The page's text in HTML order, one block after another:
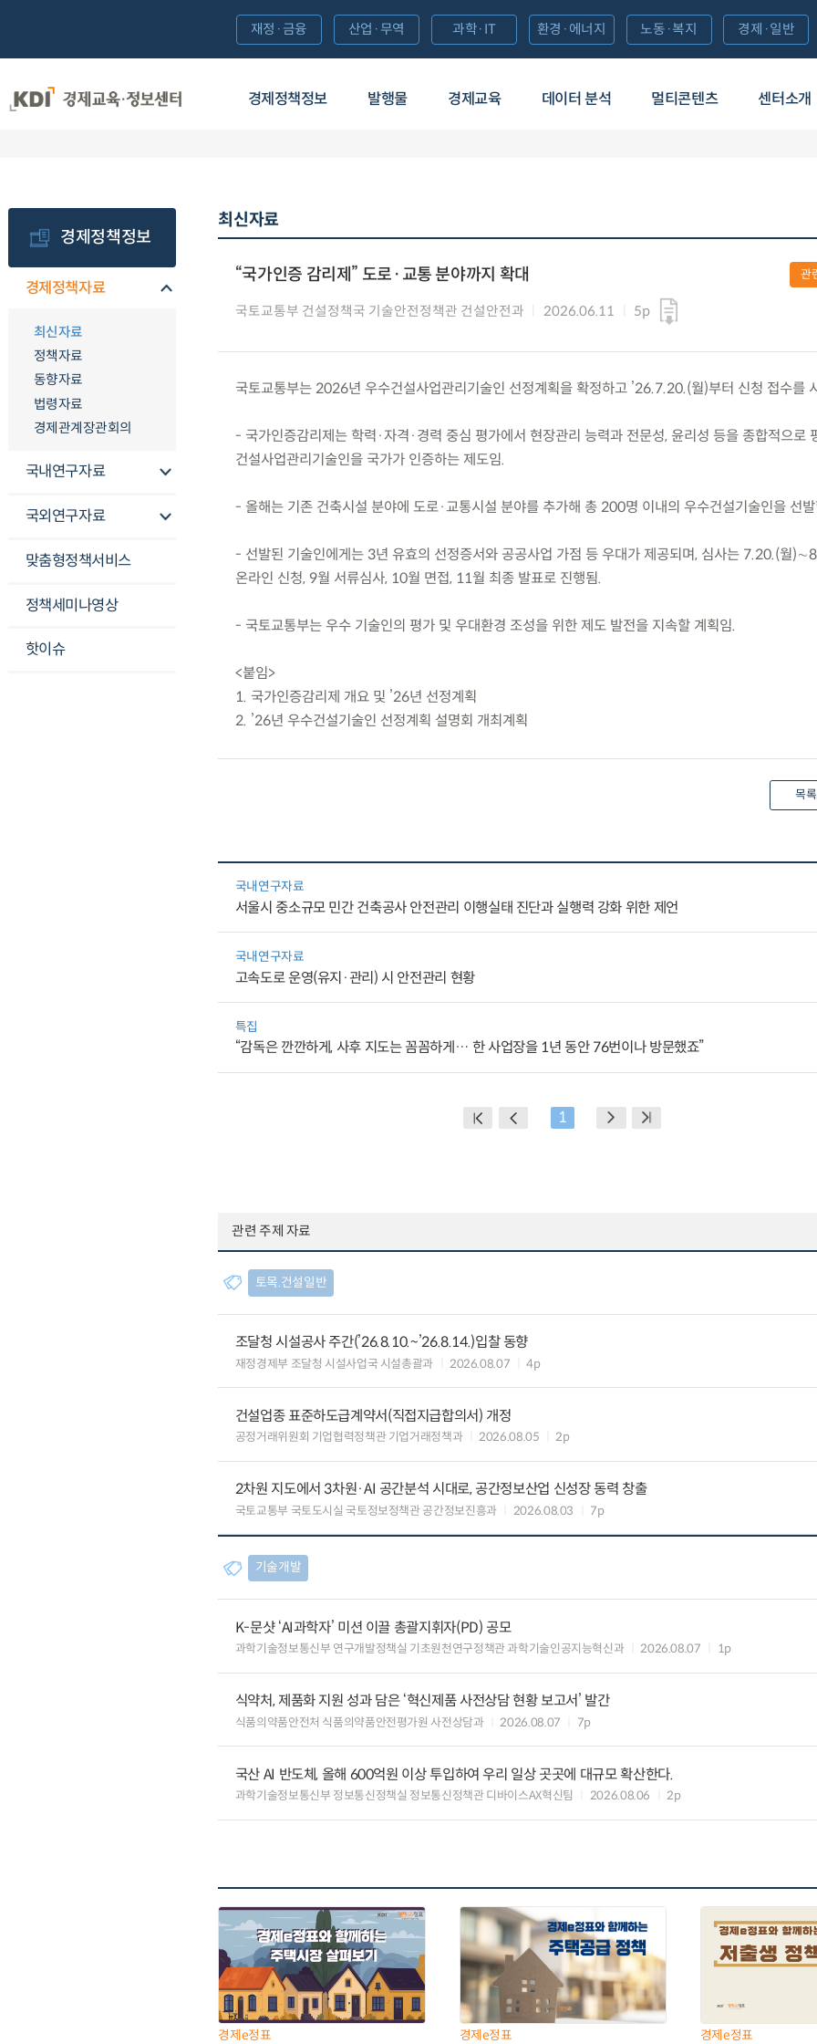
경제정책정보 발행물 경제교육 데이터 분석 멀티콘텐츠 센터소개
재정·금융 산업·무역 과학·IT 환경·에너지 노동·복지 경제·일반
경제정책정보
경제정책자료
최신자료
정책자료
동향자료
법령자료
경제관계장관회의
국내연구자료
국외연구자료
맞춤형정책서비스
정책세미나영상
핫이슈
최신자료
“국가인증 감리제” 도로·교통 분야까지 확대
국토교통부 건설정책국 기술안전정책관 건설안전과 2026.06.11 5p
관
국토교통부는 2026년 우수건설사업관리기술인 선정계획을 확정하고 ’26.7.20.(월)부터 신청 접수를
- 국가인증감리제는 학력·자격·경력 중심 평가에서 현장관리 능력과 전문성, 윤리성 등을 종합적으로
건설사업관리기술인을 국가가 인증하는 제도임.
- 올해는 기존 건축시설 분야에 도로·교통시설 분야를 추가해 총 200명 이내의 우수건설기술인을 선
- 선발된 기술인에게는 3년 유효의 선정증서와 공공사업 가점 등 우대가 제공되며, 심사는 7.20.(월
온라인 신청, 9월 서류심사, 10월 면접, 11월 최종 발표로 진행됨.
- 국토교통부는 우수 기술인의 평가 및 우대환경 조성을 위한 제도 발전을 지속할 계획임.
<붙임>
1. 국가인증감리제 개요 및 ’26년 선정계획
2. ’26년 우수건설기술인 선정계획 설명회 개최계획
목록
국내연구자료
서울시 중소규모 민간 건축공사 안전관리 이행실태 진단과 실행력 강화 위한 제언
국내연구자료
고속도로 운영(유지·관리) 시 안전관리 현황
특집
“감독은 깐깐하게, 사후 지도는 꼼꼼하게… 한 사업장을 1년 동안 76번이나 방문했죠”
1
관련 주제 자료
토목.건설일반
조달청 시설공사 주간(’26.8.10.~’26.8.14.)입찰 동향
재정경제부 조달청 시설사업국 시설총괄과 2026.08.07 4p
건설업종 표준하도급계약서(직접지급합의서) 개정
공정거래위원회 기업협력정책관 기업거래정책과 2026.08.05 2p
2차원 지도에서 3차원·AI 공간분석 시대로, 공간정보산업 신성장 동력 창출
국토교통부 국토도시실 국토정보정책관 공간정보진흥과 2026.08.03 7p
기술개발
K-문샷 ‘AI과학자’ 미션 이끌 총괄지휘자(PD) 공모
과학기술정보통신부 연구개발정책실 기초원천연구정책관 과학기술인공지능혁신과 2026.08.07 1p
식약처, 제품화 지원 성과 담은 ‘혁신제품 사전상담 현황 보고서’ 발간
식품의약품안전처 식품의약품안전평가원 사전상담과 2026.08.07 7p
국산 AI 반도체, 올해 600억원 이상 투입하여 우리 일상 곳곳에 대규모 확산한다.
과학기술정보통신부 정보통신정책실 정보통신정책관 디바이스AX혁신팀 2026.08.06 2p
경제e정표 경제e정표 경제e정표